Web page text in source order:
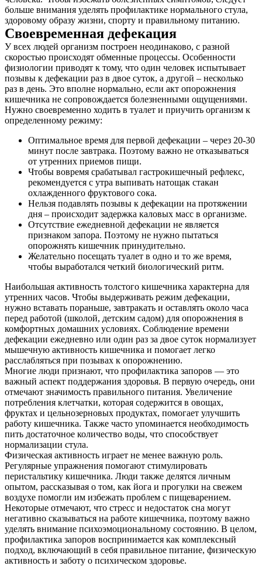
больше внимания уделять профилактике нормального стула,
здоровому образу жизни, спорту и правильному питанию.
Своевременная дефекация
У всех людей организм построен неодинаково, с разной
скоростью происходят обменные процессы. Особенности
физиологии приводят к тому, что один человек испытывает
позывы к дефекации раз в двое суток, а другой – несколько
раз в день. Это вполне нормально, если акт опорожнения
кишечника не сопровождается болезненными ощущениями.
Нужно своевременно ходить в туалет и приучить организм к
определенному режиму:
Оптимальное время для первой дефекации – через 20-30
минут после завтрака. Поэтому важно не отказываться
от утренних приемов пищи.
Чтобы вовремя срабатывал гастрокишечный рефлекс,
рекомендуется с утра выпивать натощак стакан
охлажденного фруктового сока.
Нельзя подавлять позывы к дефекации на протяжении
дня – происходит задержка каловых масс в организме.
Отсутствие ежедневной дефекации не является
признаком запора. Поэтому не нужно пытаться
опорожнять кишечник принудительно.
Желательно посещать туалет в одно и то же время,
чтобы выработался четкий биологический ритм.
Наибольшая активность толстого кишечника характерна для
утренних часов. Чтобы выдерживать режим дефекации,
нужно вставать пораньше, завтракать и оставлять около часа
перед работой (школой, детским садом) для опорожнения в
комфортных домашних условиях. Соблюдение времени
дефекации ежедневно или один раз за двое суток нормализует
мышечную активность кишечника и помогает легко
расслабляться при позывах к опорожнению.
Многие люди признают, что профилактика запоров — это
важный аспект поддержания здоровья. В первую очередь, они
отмечают значимость правильного питания. Увеличение
потребления клетчатки, которая содержится в овощах,
фруктах и цельнозерновых продуктах, помогает улучшить
работу кишечника. Также часто упоминается необходимость
пить достаточное количество воды, что способствует
нормализации стула.
Физическая активность играет не менее важную роль.
Регулярные упражнения помогают стимулировать
перистальтику кишечника. Люди также делятся личным
опытом, рассказывая о том, как йога и прогулки на свежем
воздухе помогли им избежать проблем с пищеварением.
Некоторые отмечают, что стресс и недостаток сна могут
негативно сказываться на работе кишечника, поэтому важно
уделять внимание психоэмоциональному состоянию. В целом,
профилактика запоров воспринимается как комплексный
подход, включающий в себя правильное питание, физическую
активность и заботу о психическом здоровье.